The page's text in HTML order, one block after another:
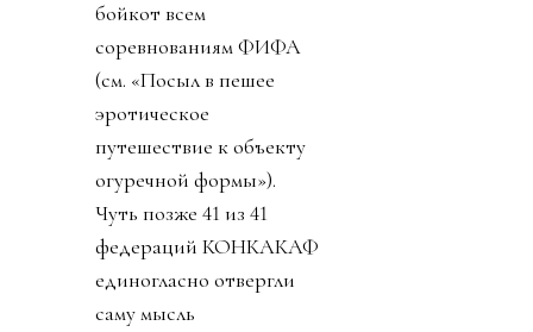
бойкот всем
соревнованиям ФИФА
(см. «Посыл в пешее
эротическое
путешествие к объекту
огуречной формы»).
Чуть позже 41 из 41
федераций КОНКАКАФ
единогласно отвергли
саму мысль